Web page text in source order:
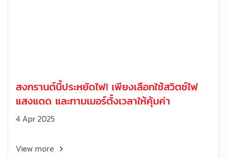
สงกรานต์นี้ประหยัดไฟ! เพียงเลือกใช้สวิตช์ไฟ
แสงแดด และทามเมอร์ตั้งเวลาให้คุ้มค่า
4 Apr 2025
View more